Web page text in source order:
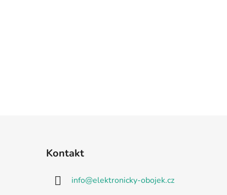
Kontakt
info@elektronicky-obojek.cz